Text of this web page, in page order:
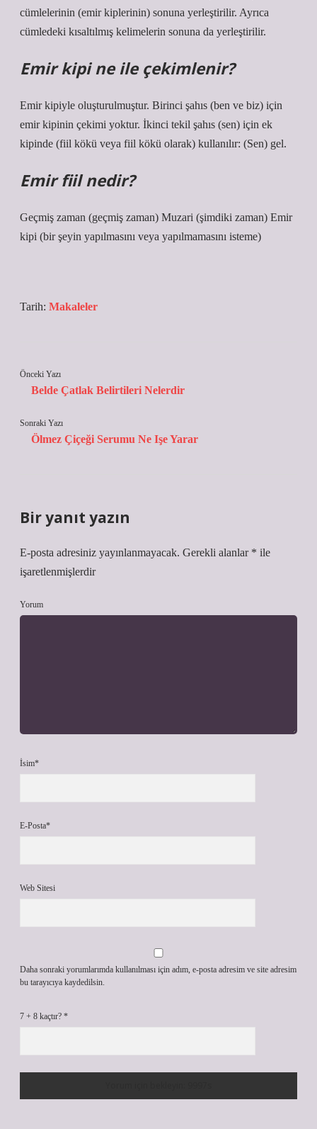
cümlelerinin (emir kiplerinin) sonuna yerleştirilir. Ayrıca
cümledeki kısaltılmış kelimelerin sonuna da yerleştirilir.
Emir kipi ne ile çekimlenir?
Emir kipiyle oluşturulmuştur. Birinci şahıs (ben ve biz) için
emir kipinin çekimi yoktur. İkinci tekil şahıs (sen) için ek
kipinde (fiil kökü veya fiil kökü olarak) kullanılır: (Sen) gel.
Emir fiil nedir?
Geçmiş zaman (geçmiş zaman) Muzari (şimdiki zaman) Emir
kipi (bir şeyin yapılmasını veya yapılmamasını isteme)
Tarih: Makaleler
Önceki Yazı
Belde Çatlak Belirtileri Nelerdir
Sonraki Yazı
Ölmez Çiçeği Serumu Ne Işe Yarar
Bir yanıt yazın
E-posta adresiniz yayınlanmayacak. Gerekli alanlar * ile
işaretlenmişlerdir
Yorum
İsim*
E-Posta*
Web Sitesi
Daha sonraki yorumlarımda kullanılması için adım, e-posta adresim ve site adresim
bu tarayıcıya kaydedilsin.
7 + 8 kaçtır? *